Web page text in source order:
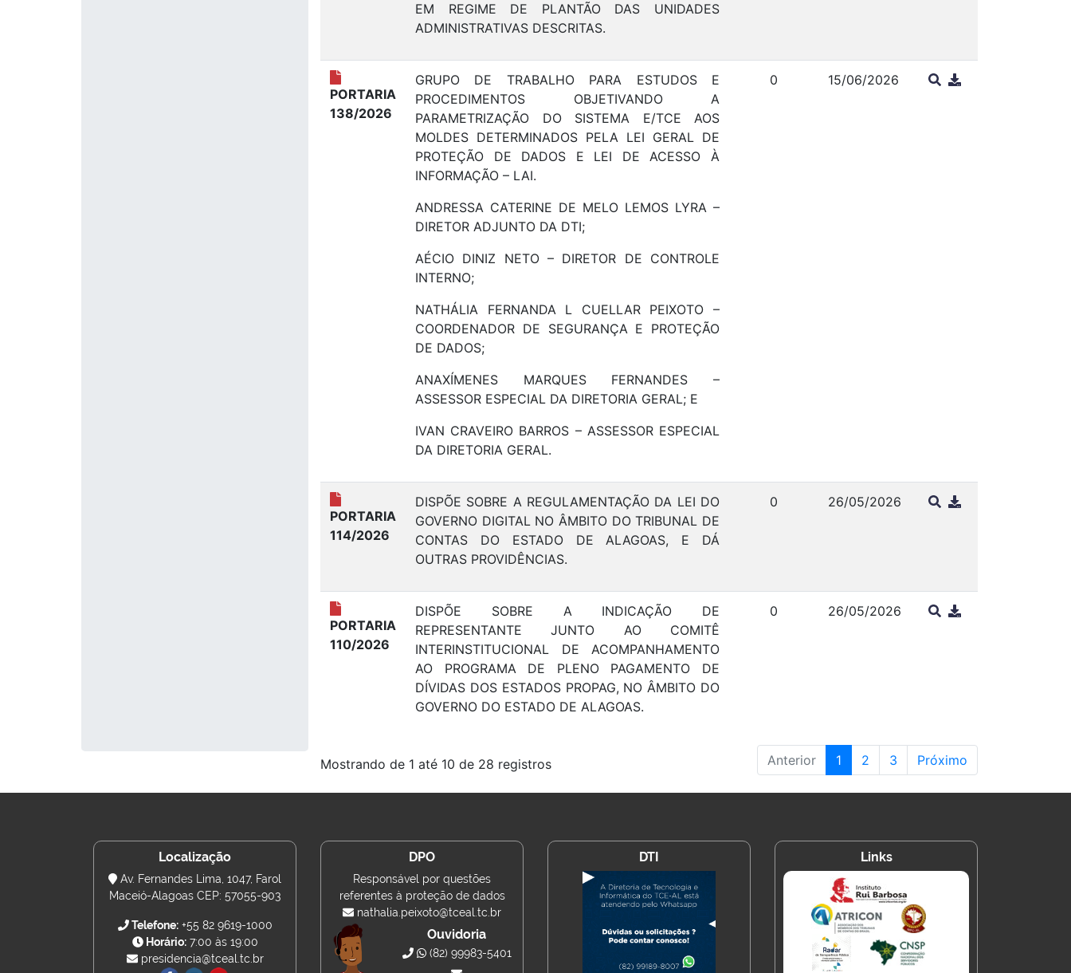
EM REGIME DE PLANTÃO DAS UNIDADES
ADMINISTRATIVAS DESCRITAS.
PORTARIA
138/2026
GRUPO DE TRABALHO PARA ESTUDOS E
PROCEDIMENTOS OBJETIVANDO A
PARAMETRIZAÇÃO DO SISTEMA E/TCE AOS
MOLDES DETERMINADOS PELA LEI GERAL DE
PROTEÇÃO DE DADOS E LEI DE ACESSO À
INFORMAÇÃO – LAI.
ANDRESSA CATERINE DE MELO LEMOS LYRA –
DIRETOR ADJUNTO DA DTI;
AÉCIO DINIZ NETO – DIRETOR DE CONTROLE
INTERNO;
NATHÁLIA FERNANDA L CUELLAR PEIXOTO –
COORDENADOR DE SEGURANÇA E PROTEÇÃO
DE DADOS;
ANAXÍMENES MARQUES FERNANDES –
ASSESSOR ESPECIAL DA DIRETORIA GERAL; E
IVAN CRAVEIRO BARROS – ASSESSOR ESPECIAL
DA DIRETORIA GERAL.
0 15/06/2026
PORTARIA
114/2026
DISPÕE SOBRE A REGULAMENTAÇÃO DA LEI DO
GOVERNO DIGITAL NO ÂMBITO DO TRIBUNAL DE
CONTAS DO ESTADO DE ALAGOAS, E DÁ
OUTRAS PROVIDÊNCIAS.
0 26/05/2026
PORTARIA
110/2026
DISPÕE SOBRE A INDICAÇÃO DE
REPRESENTANTE JUNTO AO COMITÊ
INTERINSTITUCIONAL DE ACOMPANHAMENTO
AO PROGRAMA DE PLENO PAGAMENTO DE
DÍVIDAS DOS ESTADOS PROPAG, NO ÂMBITO DO
GOVERNO DO ESTADO DE ALAGOAS.
0 26/05/2026
Mostrando de 1 até 10 de 28 registros Anterior 1 2 3 Próximo
Localização
Av. Fernandes Lima, 1047, Farol
Maceió-Alagoas CEP: 57055-903
Telefone:+55 82 9619-1000
Horário:7:00 às 19:00
presidencia@tceal.tc.br
DPO
Responsável por questões
referentes à proteção de dados
nathalia.peixoto@tceal.tc.br
Ouvidoria
(82) 99983-5401
DTI Links